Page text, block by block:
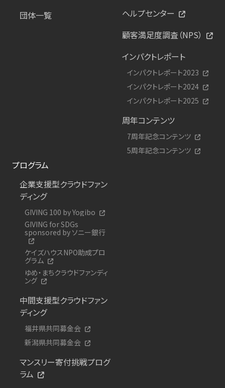
団体一覧
ヘルプセンター
顧客満足度調査（NPS）
インパクトレポート
インパクトレポート2023
インパクトレポート2024
インパクトレポート2025
周年コンテンツ
7周年記念コンテンツ
5周年記念コンテンツ
プログラム
企業支援型クラウドファン
ディング
GIVING 100 by Yogibo
GIVING for SDGs
sponsored by ソニー銀行
ケイズハウスNPO助成プロ
グラム
ゆめ・まちクラウドファンディ
ング
中間支援型クラウドファン
ディング
福井県共同募金会
新潟県共同募金会
マンスリー寄付挑戦プログ
ラム